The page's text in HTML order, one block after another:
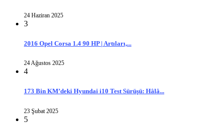
24 Haziran 2025
3
2016 Opel Corsa 1.4 90 HP | Artıları,...
24 Ağustos 2025
4
173 Bin KM’deki Hyundai i10 Test Sürüşü: Hâlâ...
23 Şubat 2025
5